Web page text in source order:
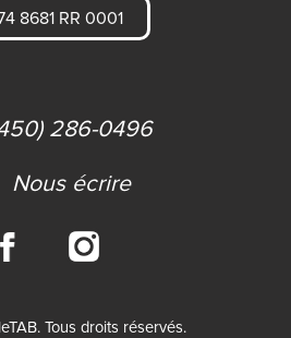
8681 RR 0001
286-0496
Nous écrire
Tous droits réservés.